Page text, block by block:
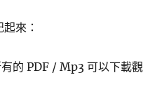
來：
的 PDF / Mp3 可以下載觀